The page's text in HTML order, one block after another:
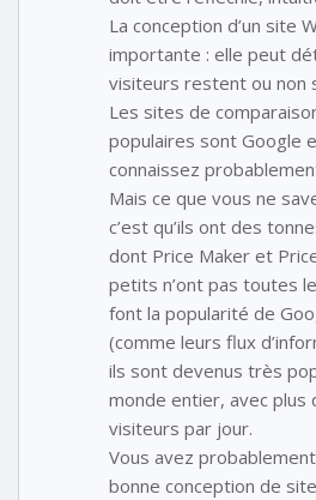
La conception d’un site
importante : elle peut
visiteurs restent ou non
Les sites de
populaires sont Google
connaissez
Mais ce que vous ne
c’est qu’ils ont des
dont Price Maker et
petits n’ont pas toutes
font la popularité de
(comme leurs flux
ils sont devenus très
monde entier, avec plus
visiteurs par jour.
Vous avez
bonne conception de